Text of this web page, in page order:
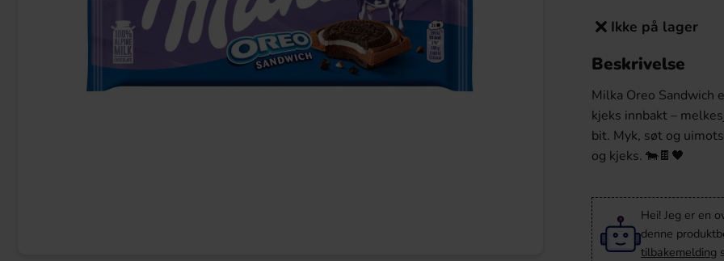
Coca-Cola Vanilla 33cl x 20st (helt
brett)
Toffix Kaffe 800g Cadbury Crunchie Bar 40g
24.90 kr
Ikke på lager
Beskrivelse
Milka Oreo Sandwich
kjeks innbakt –
bit. Myk, søt og
og kjeks. 🐄🍫🖤
Hei! Jeg er en
denne
tilbakemelding